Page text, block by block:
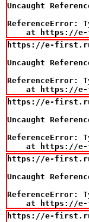
Uncaught
ReferenceError:
at https://
https://e-first.ru/
Uncaught
ReferenceError:
at https://
https://e-first.ru/
Uncaught
ReferenceError:
at https://
https://e-first.ru/
Uncaught
ReferenceError:
at https://
https://e-first.ru/